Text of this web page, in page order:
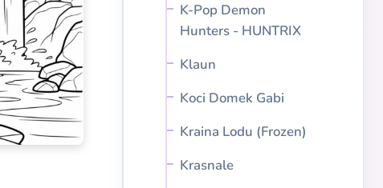
K-Pop Demon
Hunters - HUNTRIX
Klaun
Koci Domek Gabi
Kraina Lodu (Frozen)
Krasnale